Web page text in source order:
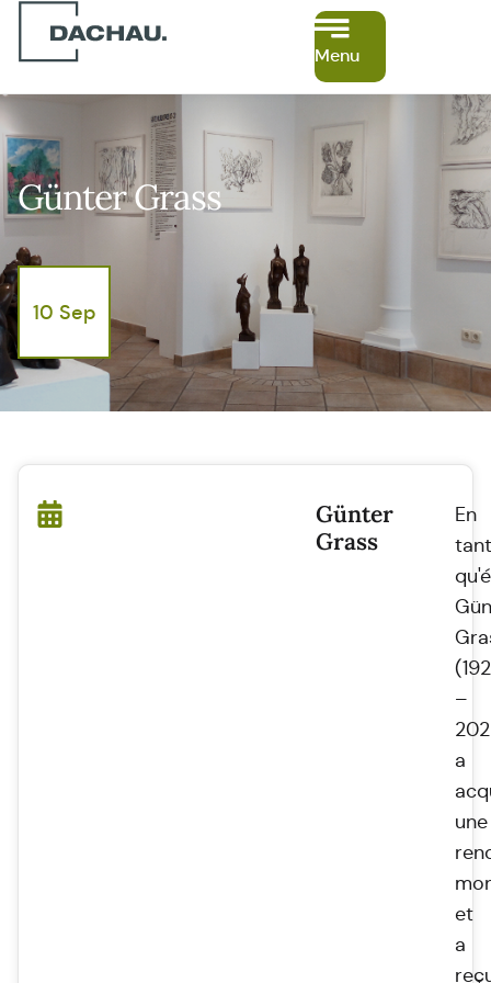
Menu
Günter Grass
10 Sep
Günter
Grass
En
tant
–
a
une
et
a